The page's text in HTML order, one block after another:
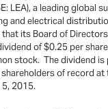
LEA), a leading global
and electrical
its Board of
of $0.25 per
stock. The dividend is
of record at
5, 2015.